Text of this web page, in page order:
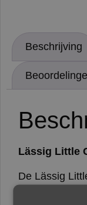
Beschrijving
Lässig Little
De Lässig